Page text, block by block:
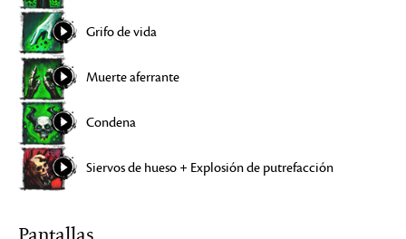
Grifo de vida
Muerte aferrante
Condena
Siervos de hueso + Explosión de putrefacción